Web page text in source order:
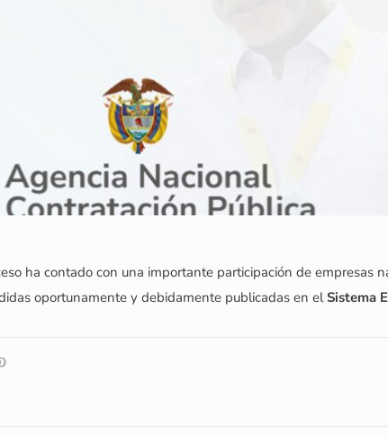
ha contado con una importante participación de empresas
oportunamente y debidamente publicadas en elSistema